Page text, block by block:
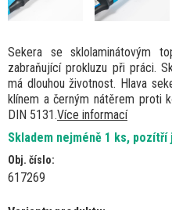
Sekera se sklolaminátovým
zabraňující prokluzu při práci.
má dlouhou životnost. Hlava
klínem a černým nátěrem proti
DIN 5131.Více informací
Skladem nejméně 1 ks, pozítří
Obj. číslo:
617269